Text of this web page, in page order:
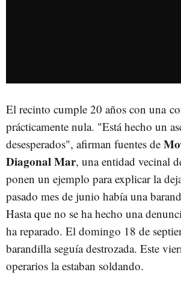
El recinto cumple 20 años con una
prácticamente nula. "Está hecho un
desesperados", afirman fuentes de
Diagonal Mar, una entidad vecinal
ponen un ejemplo para explicar la
pasado mes de junio había una
Hasta que no se ha hecho una
ha reparado. El domingo 18 de
barandilla seguía destrozada. Este
operarios la estaban soldando.